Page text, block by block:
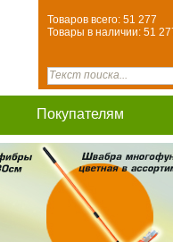
Товаров всего: 51 277
Товары в наличии: 51
Покупателям